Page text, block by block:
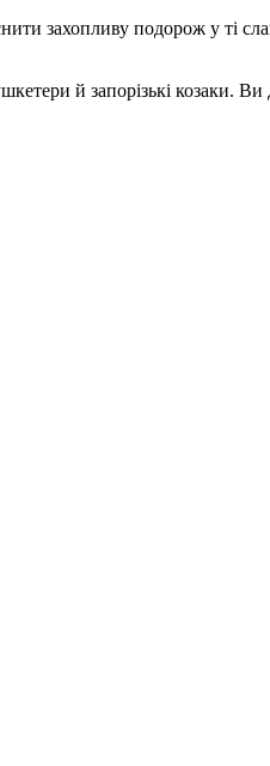
захопливу подорож у ті
й запорізькі козаки. Ви